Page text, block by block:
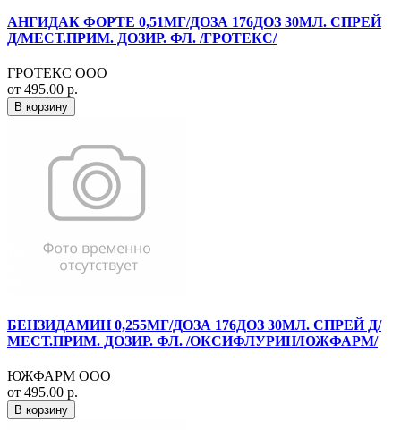
АНГИДАК ФОРТЕ 0,51МГ/ДОЗА 176ДОЗ 30МЛ. СПРЕЙ
Д/МЕСТ.ПРИМ. ДОЗИР. ФЛ. /ГРОТЕКС/
ГРОТЕКС ООО
от 495.00 р.
В корзину
БЕНЗИДАМИН 0,255МГ/ДОЗА 176ДОЗ 30МЛ. СПРЕЙ Д/
МЕСТ.ПРИМ. ДОЗИР. ФЛ. /ОКСИФЛУРИН/ЮЖФАРМ/
ЮЖФАРМ ООО
от 495.00 р.
В корзину